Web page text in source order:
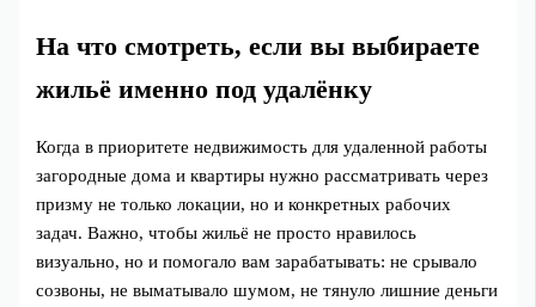
На что смотреть, если вы выбираете
жильё именно под удалёнку
Когда в приоритете недвижимость для удаленной работы
загородные дома и квартиры нужно рассматривать через
призму не только локации, но и конкретных рабочих
задач. Важно, чтобы жильё не просто нравилось
визуально, но и помогало вам зарабатывать: не срывало
созвоны, не выматывало шумом, не тянуло лишние деньги